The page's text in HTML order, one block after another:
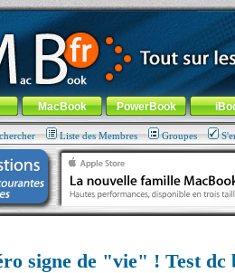
100% nomade !
au menu général-Aller au menu de
MacBook PowerBook
Liste des Membres Groupes
signe de "vie" ! Test dc